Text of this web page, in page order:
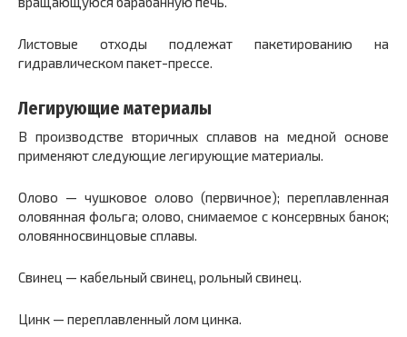
Листовые отходы подлежат пакетированию на
гидравлическом пакет-прессе.
Легирующие материалы
В производстве вторичных сплавов на медной основе
применяют следующие легирующие материалы.
Олово — чушковое олово (первичное); переплавленная
оловянная фольга; олово, снимаемое с консервных банок;
оловянносвинцовые сплавы.
Свинец — кабельный свинец, рольный свинец.
Цинк — переплавленный лом цинка.